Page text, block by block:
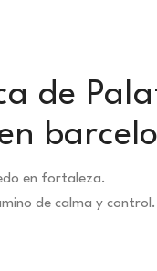
de
en fortaleza.
de calma y control.